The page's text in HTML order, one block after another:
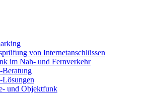
von Internetanschlüssen
im Nah- und Fernverkehr
und Objektfunk